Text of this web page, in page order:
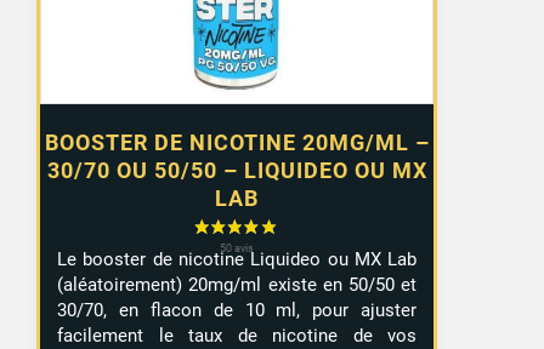
BOOSTER DE NICOTINE 20MG/ML –
30/70 OU 50/50 – LIQUIDEO OU MX
LAB
7,99 €
Le booster de nicotine Liquideo ou MX Lab
(aléatoirement) 20mg/ml existe en 50/50 et
30/70, en flacon de 10 ml, pour ajuster
facilement le taux de nicotine de vos